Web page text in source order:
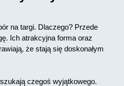
na targi. Dlaczego? Przede
Ich atrakcyjna forma oraz
że stają się doskonałym
czegoś wyjątkowego.